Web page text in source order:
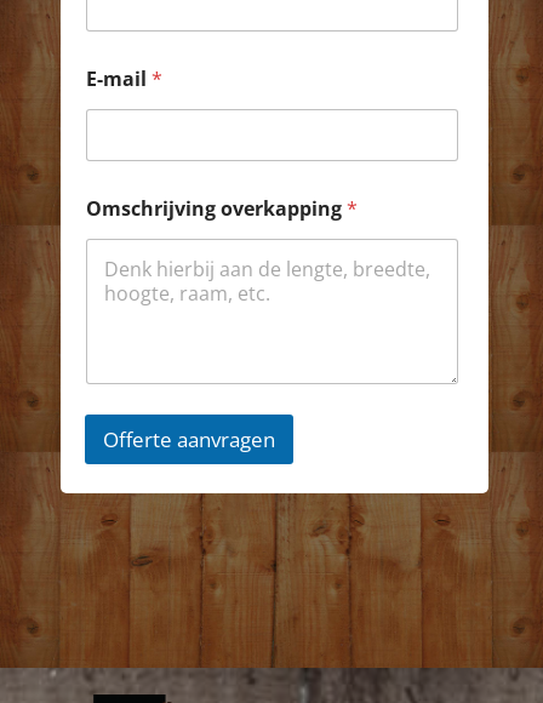
E-mail *
Omschrijving overkapping*
Offerte aanvragen